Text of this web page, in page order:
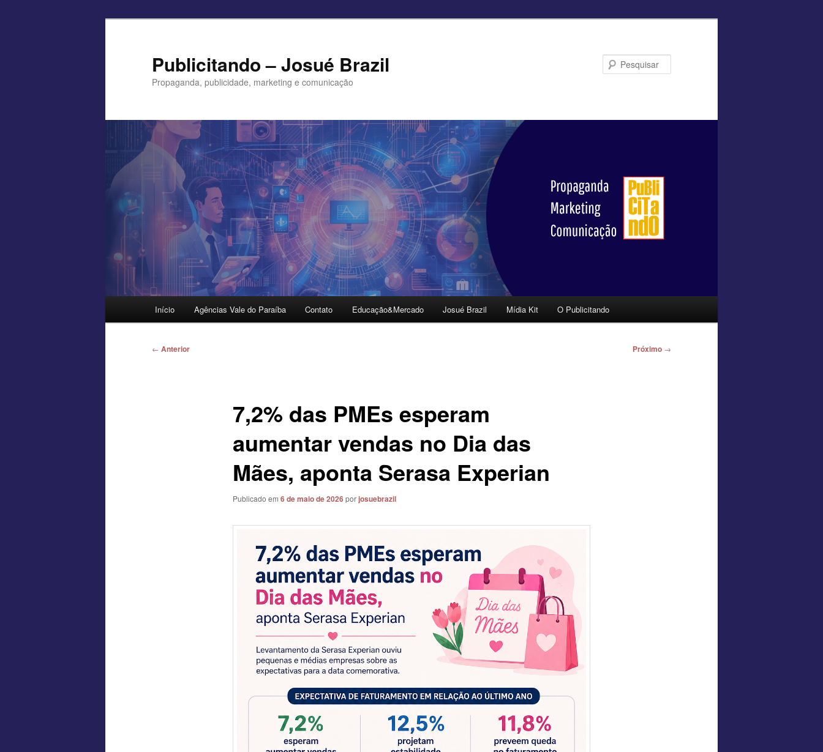
Publicitando – Josué Brazil
Propaganda, publicidade, marketing e comunicação
Início Agências Vale do Paraíba Contato Educação&Mercado Josué Brazil Mídia Kit O Publicitando
Navegação
← Anterior Próximo →
7,2% das PMEs esperam
aumentar vendas no Dia das
Mães, aponta Serasa Experian
Publicado em 6 de maio de 2026porjosuebrazil